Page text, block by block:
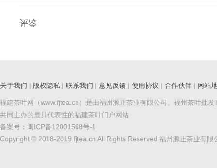
评鉴
关于我们 | 版权隐私 | 联系我们 | 意见反馈 | 使用协议 | 合作伙伴 | 网站
福建茶叶网（www.fjtea.cn）是由福州源正茶业有限公司、福州茶叶批发
共同主办的最具代表性的福建茶叶门户网站
备案号： 闽ICP备12001568号-1
Copyright © 2018-2019 fjtea.cn All Rights Reserved 福州源正茶业有限